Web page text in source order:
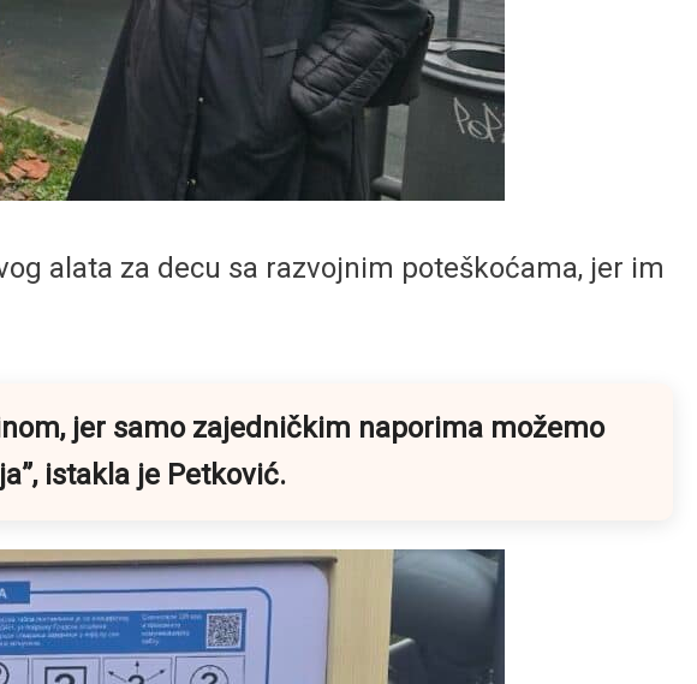
alata za decu sa razvojnim poteškoćama, jer im
jer samo zajedničkim naporima možemo
”, istakla je Petković.